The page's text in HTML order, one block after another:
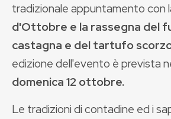
tradizionale appuntamento con
d'Ottobre e la rassegna del
castagna e del tartufo
edizione dell'evento è prevista
domenica 12 ottobre.
Le tradizioni di contadine ed i